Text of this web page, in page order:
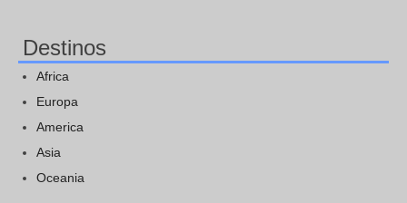
Destinos
Africa
Europa
America
Asia
Oceania